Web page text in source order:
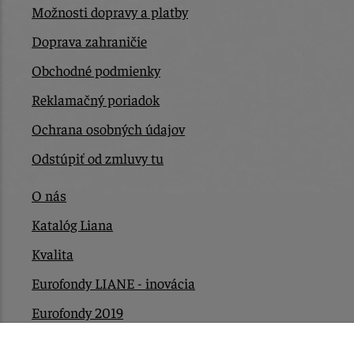
Možnosti dopravy a platby
Doprava zahraničie
Obchodné podmienky
Reklamačný poriadok
Ochrana osobných údajov
Odstúpiť od zmluvy tu
O nás
Katalóg Liana
Kvalita
Eurofondy LIANE - inovácia
Eurofondy 2019